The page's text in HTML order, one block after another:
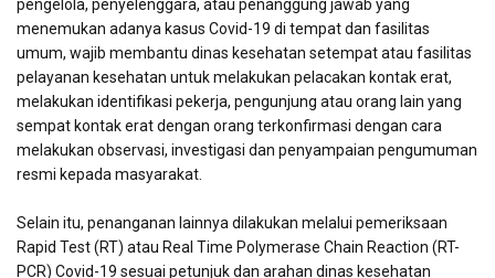
pengelola, penyelenggara, atau penanggung jawab yang
menemukan adanya kasus Covid-19 di tempat dan fasilitas
umum, wajib membantu dinas kesehatan setempat atau fasilitas
pelayanan kesehatan untuk melakukan pelacakan kontak erat,
melakukan identifikasi pekerja, pengunjung atau orang lain yang
sempat kontak erat dengan orang terkonfirmasi dengan cara
melakukan observasi, investigasi dan penyampaian pengumuman
resmi kepada masyarakat.
Selain itu, penanganan lainnya dilakukan melalui pemeriksaan
Rapid Test (RT) atau Real Time Polymerase Chain Reaction (RT-
PCR) Covid-19 sesuai petunjuk dan arahan dinas kesehatan